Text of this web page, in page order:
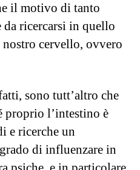
il motivo di tanto
da ricercarsi in quello
cervello, ovvero
sono tutt’altro che
proprio l’intestino è
e ricerche un
di influenzare in